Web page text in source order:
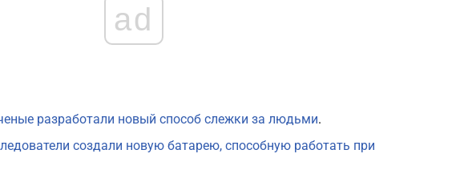
ad
разработали новый способ слежки за людьми.
создали новую батарею, способную работать при